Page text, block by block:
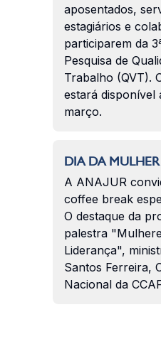
aposentados,
estagiários e
participarem da
Pesquisa de
Trabalho (QVT).
estará disponível
março.
DIA DA MULHER
A ANAJUR
coffee break
O destaque da
palestra
Liderança",
Santos Ferreira,
Nacional da